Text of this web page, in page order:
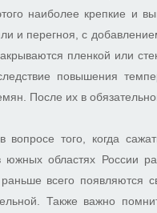
наиболее крепкие и
и перегноя, с
пленкой или
повышения
После их в
вопросе того, когда
южных областях России
раньше всего
Также важно